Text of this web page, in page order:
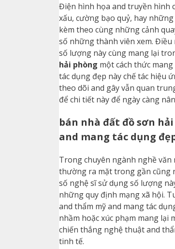
Điện hình họa and truyền hình
xấu, cường bạo quỷ, hay
kèm theo cùng những cảnh
số những thành viên xem.
số lượng này cùng mang lại
hải phòng một cách thức
tác dụng đẹp này chế tác hiệu
theo dõi and gây vẫn quan
để chi tiết này để ngày càng
bán nhà đất đồ sơn
and mang tác dụng
Trong chuyên ngành nghề văn
thường ra mặt trong gần cũng
số nghệ sĩ sử dụng số lượng
những quy định mạng xã hội.
and thẩm mỹ and mang tác
nhầm hoặc xúc phạm mang lại
chiến thắng nghệ thuật and
tinh tế.